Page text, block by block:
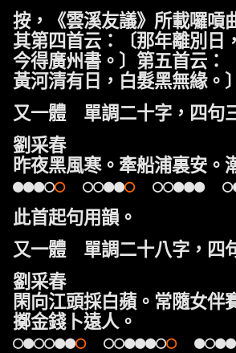
按，《雲溪友議》所載囉嗊
其第四首云：〔那年離別日
今得廣州書。〕第五首云：
黃河清有日，白髮黑無緣。
又一體 單調二十字，四句
劉采春
昨夜黑風寒。牽船浦裏安。
●●●○○○○●●○○○●●●
此首起句用韻。
又一體 單調二十八字，四
劉采春
閑向江頭採白蘋。常隨女伴
擲金錢卜遠人。
○●○○●●○○○●●●○○